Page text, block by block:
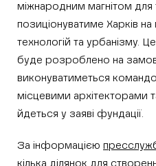
міжнародним магнітом для
позиціонуватиме Харків на
технологій та урбанізму.
буде розроблено на
виконуватиметься
місцевими архітекторами
йдеться у заяві фундації.
За інформацією
кілька ділянок для